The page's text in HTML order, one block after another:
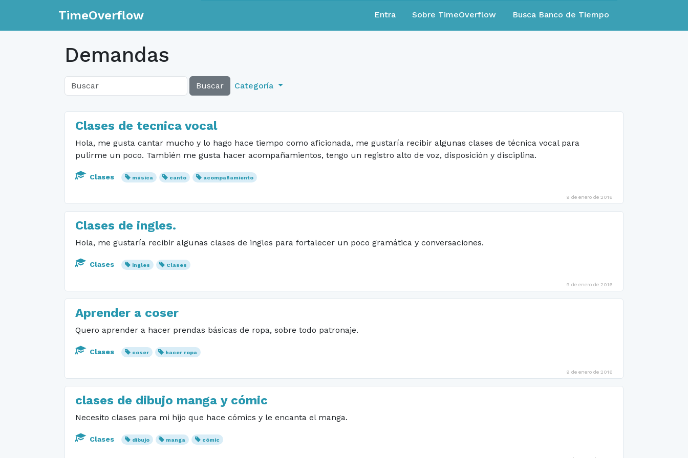
TimeOverflow Entra Sobre TimeOverflow Busca Banco de Tiempo
Demandas
Buscar Categoría
Clases de tecnica vocal
Hola, me gusta cantar mucho y lo hago hace tiempo como aficionada, me gustaría recibir algunas clases de técnica vocal para
pulirme un poco. También me gusta hacer acompañamientos, tengo un registro alto de voz, disposición y disciplina.
Clases música canto acompañamiento
9 de enero de 2016
Clases de ingles.
Hola, me gustaría recibir algunas clases de ingles para fortalecer un poco gramática y conversaciones.
Clases ingles Clases
9 de enero de 2016
Aprender a coser
Quero aprender a hacer prendas básicas de ropa, sobre todo patronaje.
Clases coser hacer ropa
9 de enero de 2016
clases de dibujo manga y cómic
Necesito clases para mi hijo que hace cómics y le encanta el manga.
Clases dibujo manga cómic